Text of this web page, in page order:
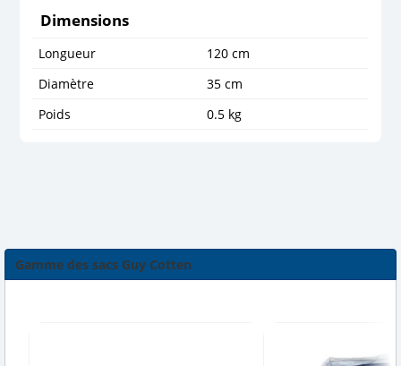
Dimensions
Longueur
120 cm
Diamètre
35 cm
Poids
0.5 kg
Gamme des sacs Guy Cotten